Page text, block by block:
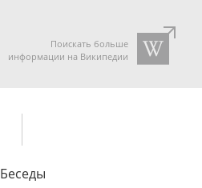
Поискать больше
информации на Википедии
Беседы